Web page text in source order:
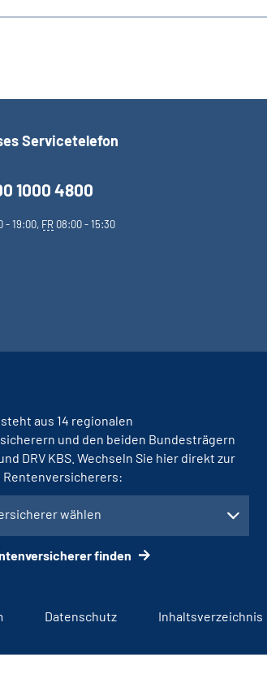
Servicetelefon
1000 4800
- 19:00, FR 08:00 - 15:30
aus 14 regionalen
und den beiden Bundesträgern
DRV KBS. Wechseln Sie hier direkt zur
Rentenversicherers:
wählen
finden
Datenschutz Inhaltsverzeichnis